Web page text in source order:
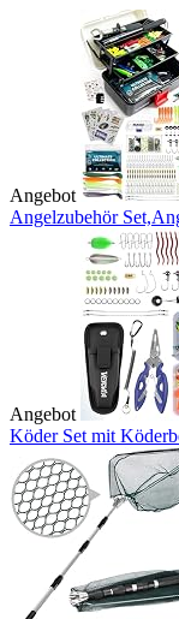
Angebot
Angelzubehör
Angebot
Köder Set mit